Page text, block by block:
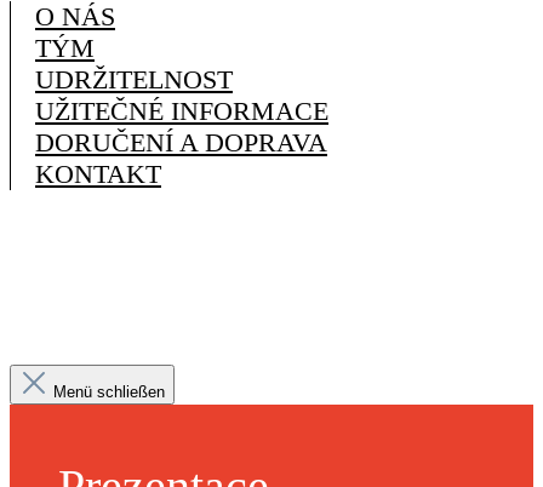
O NÁS
TÝM
UDRŽITELNOST
UŽITEČNÉ INFORMACE
DORUČENÍ A DOPRAVA
KONTAKT
Menü schließen